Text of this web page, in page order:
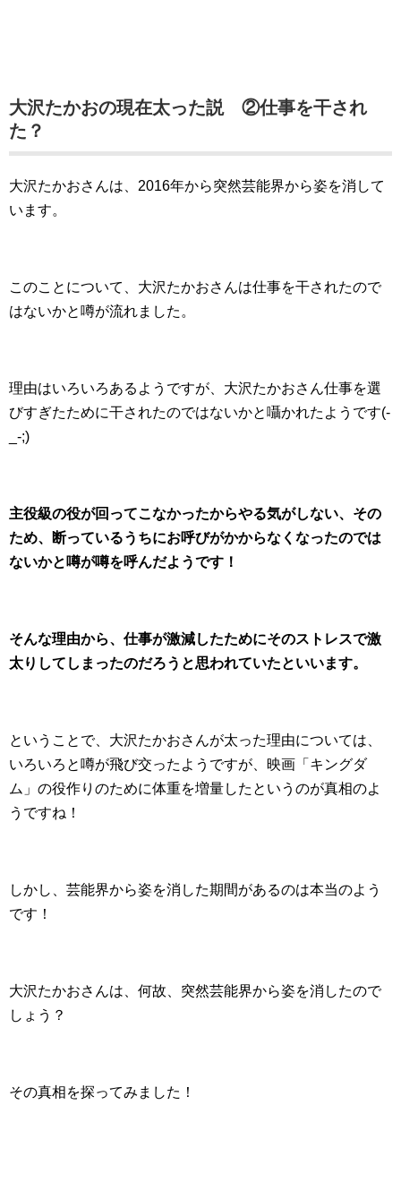
大沢たかおの現在太った説 ②仕事を干され
た？
大沢たかおさんは、2016年から突然芸能界から姿を消して
います。
このことについて、大沢たかおさんは仕事を干されたので
はないかと噂が流れました。
理由はいろいろあるようですが、大沢たかおさん仕事を選
びすぎたために干されたのではないかと囁かれたようです(-
_-;)
主役級の役が回ってこなかったからやる気がしない、その
ため、断っているうちにお呼びがかからなくなったのでは
ないかと噂が噂を呼んだようです！
そんな理由から、仕事が激減したためにそのストレスで激
太りしてしまったのだろうと思われていたといいます。
ということで、大沢たかおさんが太った理由については、
いろいろと噂が飛び交ったようですが、映画「キングダ
ム」の役作りのために体重を増量したというのが真相のよ
うですね！
しかし、芸能界から姿を消した期間があるのは本当のよう
です！
大沢たかおさんは、何故、突然芸能界から姿を消したので
しょう？
その真相を探ってみました！